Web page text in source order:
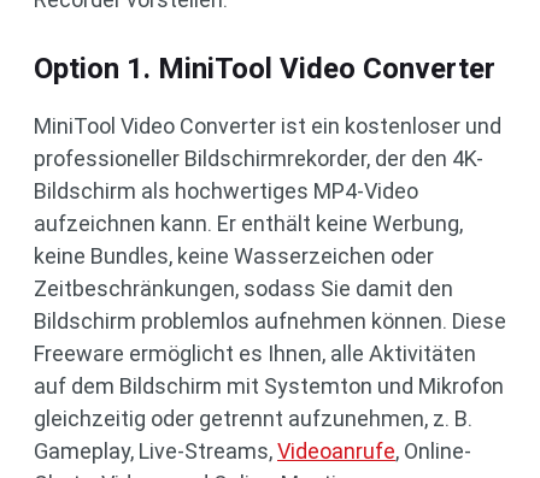
Option 1. MiniTool Video Converter
MiniTool Video Converter ist ein kostenloser und
professioneller Bildschirmrekorder, der den 4K-
Bildschirm als hochwertiges MP4-Video
aufzeichnen kann. Er enthält keine Werbung,
keine Bundles, keine Wasserzeichen oder
Zeitbeschränkungen, sodass Sie damit den
Bildschirm problemlos aufnehmen können. Diese
Freeware ermöglicht es Ihnen, alle Aktivitäten
auf dem Bildschirm mit Systemton und Mikrofon
gleichzeitig oder getrennt aufzunehmen, z. B.
Gameplay, Live-Streams,Videoanrufe, Online-